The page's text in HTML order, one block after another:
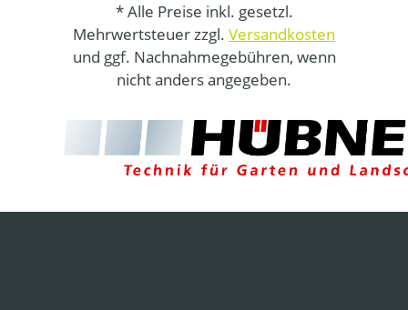
* Alle Preise inkl. gesetzl.
Mehrwertsteuer zzgl. Versandkosten
und ggf. Nachnahmegebühren, wenn
nicht anders angegeben.